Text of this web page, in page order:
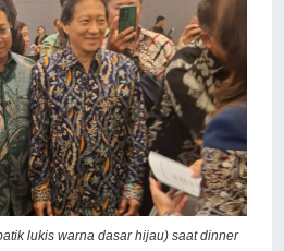
lukis warna dasar hijau) saat dinner